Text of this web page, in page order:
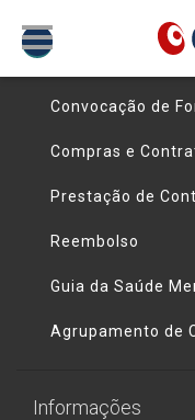
Links úteis
Convocação de
Compras e
Prestação de
Reembolso
Guia da Saúde
Agrupamento de
Informações